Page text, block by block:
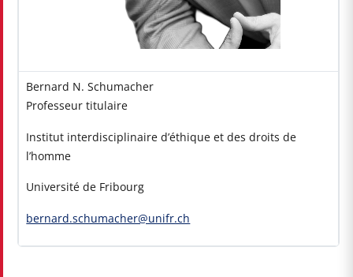
Bernard N. Schumacher
Professeur titulaire
Institut interdisciplinaire d’éthique et des droits de
l’homme
Université de Fribourg
bernard.schumacher@unifr.ch